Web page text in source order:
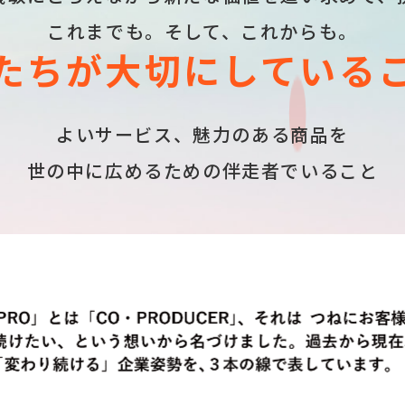
これまでも。そして、これからも。
ちが大切にしている
よいサービス、魅力のある商品を
世の中に広めるための伴走者でいること